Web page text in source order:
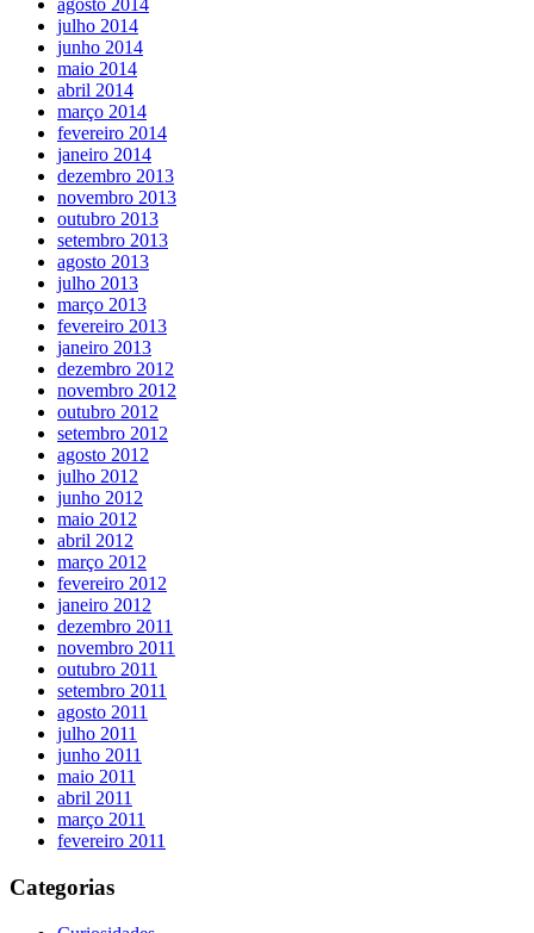
agosto 2014
julho 2014
junho 2014
maio 2014
abril 2014
março 2014
fevereiro 2014
janeiro 2014
dezembro 2013
novembro 2013
outubro 2013
setembro 2013
agosto 2013
julho 2013
março 2013
fevereiro 2013
janeiro 2013
dezembro 2012
novembro 2012
outubro 2012
setembro 2012
agosto 2012
julho 2012
junho 2012
maio 2012
abril 2012
março 2012
fevereiro 2012
janeiro 2012
dezembro 2011
novembro 2011
outubro 2011
setembro 2011
agosto 2011
julho 2011
junho 2011
maio 2011
abril 2011
março 2011
fevereiro 2011
Categorias